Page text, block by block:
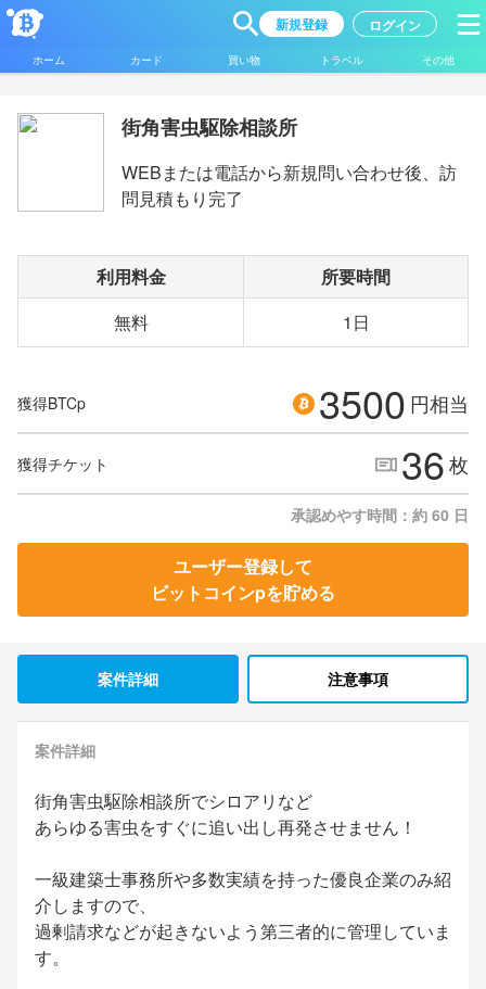
新規登録 ログイン
ホーム カード 買い物 トラベル その他
街角害虫駆除相談所
WEBまたは電話から新規問い合わせ後、訪
問見積もり完了
利用料金
所要時間
無料
1日
獲得BTCp 3500 円相当
獲得チケット 36枚
承認めやす時間：約 60 日
ユーザー登録して
ビットコインpを貯める
案件詳細 注意事項
案件詳細
街角害虫駆除相談所でシロアリなど
あらゆる害虫をすぐに追い出し再発させません！
一級建築士事務所や多数実績を持った優良企業のみ紹
介しますので、
過剰請求などが起きないよう第三者的に管理していま
す。